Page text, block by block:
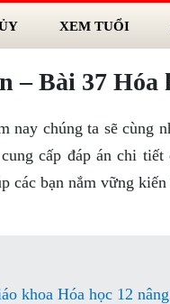
XEM TUỔI
– Bài 37 Hóa
nay chúng ta sẽ cùng
cấp đáp án chi
các bạn nắm vững
khoa Hóa học 12